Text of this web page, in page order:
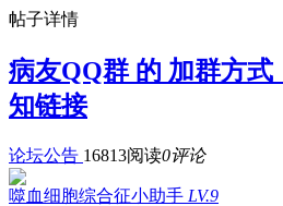
帖子详情
病友QQ群 的 加群
知链接
论坛公告 16813阅读0评论
噬血细胞综合征小助手 LV.9